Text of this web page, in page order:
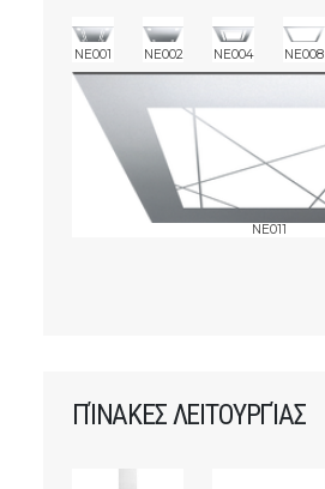
NE001 NE002 NE004 NE008
NE011
ΠΊΝΑΚΕΣ ΛΕΙΤΟΥΡΓΊΑΣ